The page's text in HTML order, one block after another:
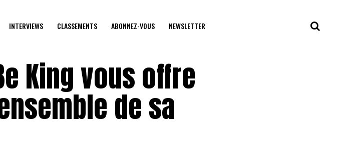
INTERVIEWS CLASSEMENTS ABONNEZ-VOUS NEWSLETTER
King vous offre
de sa